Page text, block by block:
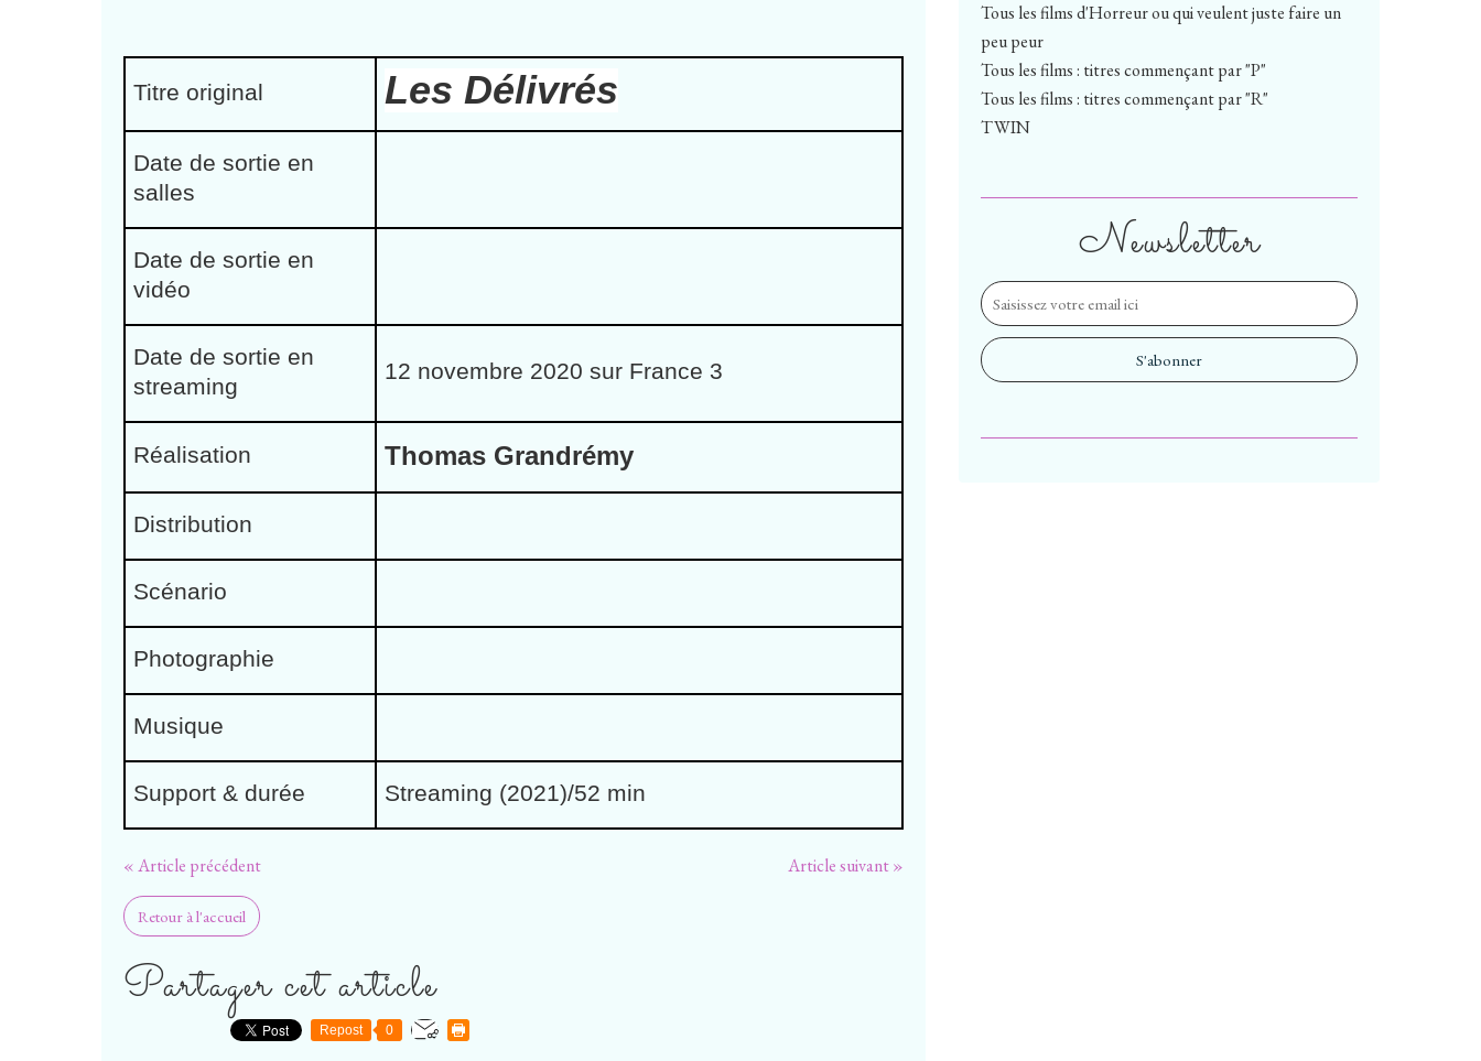
Titre original Les Délivrés
Date de sortie en
salles
Date de sortie en
vidéo
Date de sortie en
streaming
12 novembre 2020 sur France 3
Réalisation Thomas Grandrémy
Distribution
Scénario
Photographie
Musique
Support & durée Streaming (2021)/52 min
« Article précédent Article suivant »
Retour à l'accueil
Partager cet article
Repost 0
Newsletter
Tous les films d'Horreur ou qui veulent juste faire un
peu peur
Tous les films : titres commençant par "P"
Tous les films : titres commençant par "R"
TWIN